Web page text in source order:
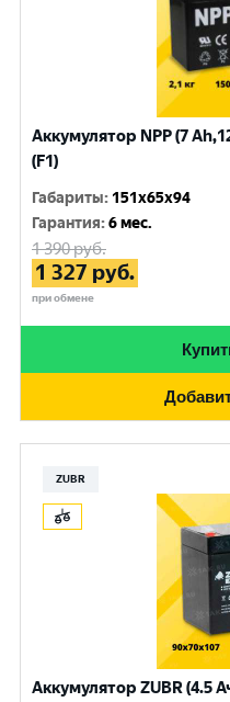
Аккумулятор NPP (7
(F1)
Габариты: 151x65x94
Гарантия:6 мес.
1 390руб.
1 327 руб.
при обмене
ZUBR
Аккумулятор ZUBR (4.5